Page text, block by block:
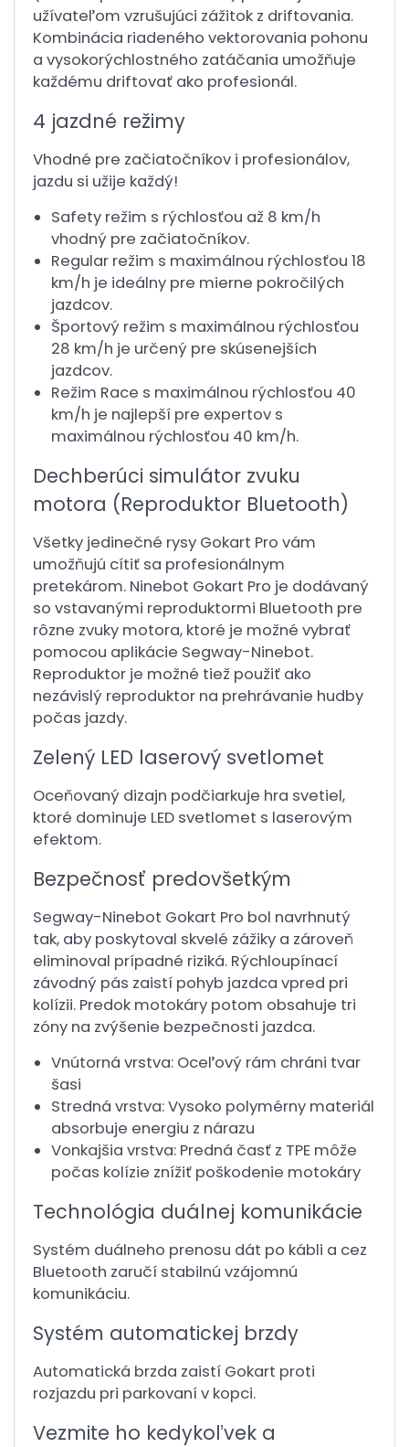
užívateľom vzrušujúci zážitok z driftovania.
Kombinácia riadeného vektorovania pohonu
a vysokorýchlostného zatáčania umožňuje
každému driftovať ako profesionál.
4 jazdné režimy
Vhodné pre začiatočníkov i profesionálov,
jazdu si užije každý!
Safety režim s rýchlosťou až 8 km/h
vhodný pre začiatočníkov.
Regular režim s maximálnou rýchlosťou 18
km/h je ideálny pre mierne pokročilých
jazdcov.
Športový režim s maximálnou rýchlosťou
28 km/h je určený pre skúsenejších
jazdcov.
Režim Race s maximálnou rýchlosťou 40
km/h je najlepší pre expertov s
maximálnou rýchlosťou 40 km/h.
Dechberúci simulátor zvuku
motora (Reproduktor Bluetooth)
Všetky jedinečné rysy Gokart Pro vám
umožňujú cítiť sa profesionálnym
pretekárom. Ninebot Gokart Pro je dodávaný
so vstavanými reproduktormi Bluetooth pre
rôzne zvuky motora, ktoré je možné vybrať
pomocou aplikácie Segway-Ninebot.
Reproduktor je možné tiež použiť ako
nezávislý reproduktor na prehrávanie hudby
počas jazdy.
Zelený LED laserový svetlomet
Oceňovaný dizajn podčiarkuje hra svetiel,
ktoré dominuje LED svetlomet s laserovým
efektom.
Bezpečnosť predovšetkým
Segway-Ninebot Gokart Pro bol navrhnutý
tak, aby poskytoval skvelé zážiky a zároveň
eliminoval prípadné riziká. Rýchloupínací
závodný pás zaistí pohyb jazdca vpred pri
kolízii. Predok motokáry potom obsahuje tri
zóny na zvýšenie bezpečnosti jazdca.
Vnútorná vrstva: Oceľový rám chráni tvar
šasi
Stredná vrstva: Vysoko polymérny materiál
absorbuje energiu z nárazu
Vonkajšia vrstva: Predná časť z TPE môže
počas kolízie znížiť poškodenie motokáry
Technológia duálnej komunikácie
Systém duálneho prenosu dát po kábli a cez
Bluetooth zaručí stabilnú vzájomnú
komunikáciu.
Systém automatickej brzdy
Automatická brzda zaistí Gokart proti
rozjazdu pri parkovaní v kopci.
Vezmite ho kedykoľvek a